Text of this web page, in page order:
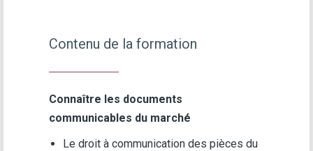
Contenu de la formation
Connaître les documents
communicables du marché
Le droit à communication des pièces du